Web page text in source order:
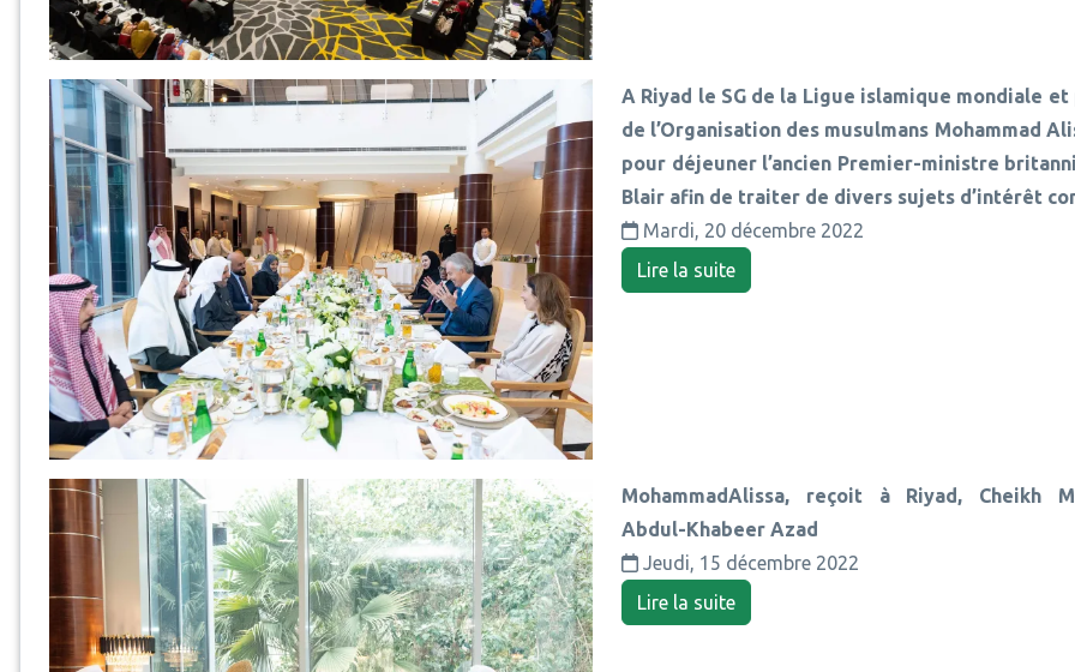
A Riyad le SG de la Ligue islamique mondiale
de l’Organisation des musulmans Mohammad
pour déjeuner l’ancien Premier-ministre
Blair afin de traiter de divers sujets d’intérêt
Mardi, 20 décembre 2022
Lire la suite
MohammadAlissa, reçoit à Riyad, Cheikh
Abdul-Khabeer Azad
Jeudi, 15 décembre 2022
Lire la suite